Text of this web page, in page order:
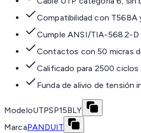
Compatibilidad con T568A
Cumple ANSI/TIA-568.2-
Contactos con 50 micras
Calificado para 2500 ciclos
Funda de alivio de tensión
ModeloUTPSP15BLY
MarcaPANDUIT